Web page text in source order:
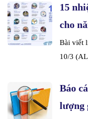
15
cho
Bài viết
10/3
Báo
lượng